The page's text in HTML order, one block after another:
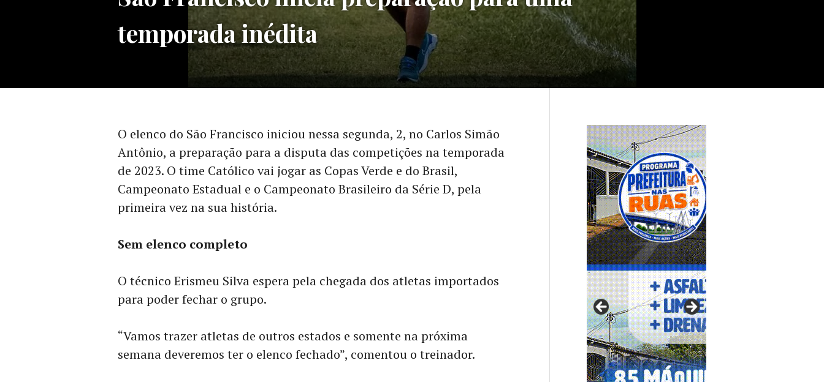
temporada inédita
O elenco do São Francisco iniciou nessa segunda, 2, no Carlos Simão
Antônio, a preparação para a disputa das competições na temporada
de 2023. O time Católico vai jogar as Copas Verde e do Brasil,
Campeonato Estadual e o Campeonato Brasileiro da Série D, pela
primeira vez na sua história.
Sem elenco completo
O técnico Erismeu Silva espera pela chegada dos atletas importados
para poder fechar o grupo.
“Vamos trazer atletas de outros estados e somente na próxima
semana deveremos ter o elenco fechado”, comentou o treinador.